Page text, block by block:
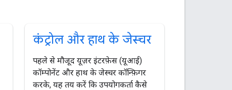
कंट्रोल और हाथ के जेस्चर
पहले से मौजूद यूज़र इंटरफ़ेस (यूआई)
कॉम्पोनेंट और हाथ के जेस्चर कॉन्फ़िगर
करके, यह तय करें कि उपयोगकर्ता कैसे